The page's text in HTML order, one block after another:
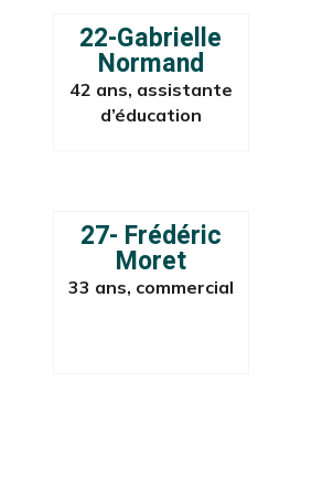
22-Gabrielle
Normand
42 ans, assistante
d’éducation
27- Frédéric
Moret
33 ans, commercial